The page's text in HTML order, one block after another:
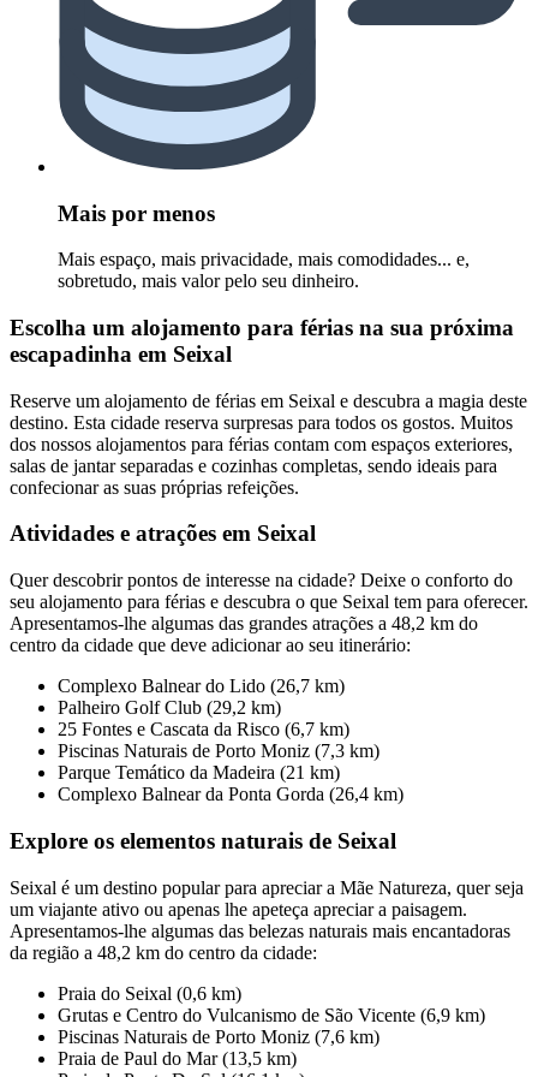
Mais por menos
Mais espaço, mais privacidade, mais comodidades... e,
sobretudo, mais valor pelo seu dinheiro.
Escolha um alojamento para férias na sua próxima
escapadinha em Seixal
Reserve um alojamento de férias em Seixal e descubra a magia deste
destino. Esta cidade reserva surpresas para todos os gostos. Muitos
dos nossos alojamentos para férias contam com espaços exteriores,
salas de jantar separadas e cozinhas completas, sendo ideais para
confecionar as suas próprias refeições.
Atividades e atrações em Seixal
Quer descobrir pontos de interesse na cidade? Deixe o conforto do
seu alojamento para férias e descubra o que Seixal tem para oferecer.
Apresentamos-lhe algumas das grandes atrações a 48,2 km do
centro da cidade que deve adicionar ao seu itinerário:
Complexo Balnear do Lido (26,7 km)
Palheiro Golf Club (29,2 km)
25 Fontes e Cascata da Risco (6,7 km)
Piscinas Naturais de Porto Moniz (7,3 km)
Parque Temático da Madeira (21 km)
Complexo Balnear da Ponta Gorda (26,4 km)
Explore os elementos naturais de Seixal
Seixal é um destino popular para apreciar a Mãe Natureza, quer seja
um viajante ativo ou apenas lhe apeteça apreciar a paisagem.
Apresentamos-lhe algumas das belezas naturais mais encantadoras
da região a 48,2 km do centro da cidade:
Praia do Seixal (0,6 km)
Grutas e Centro do Vulcanismo de São Vicente (6,9 km)
Piscinas Naturais de Porto Moniz (7,6 km)
Praia de Paul do Mar (13,5 km)